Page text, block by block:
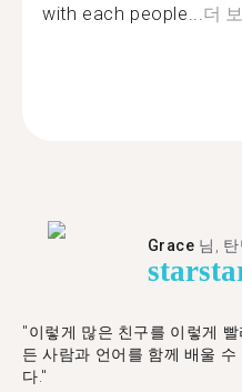
with each people...더
Grace 님,
star
"이렇게 많은 친구를 이렇게
든 사람과 언어를 함께 배울
다."